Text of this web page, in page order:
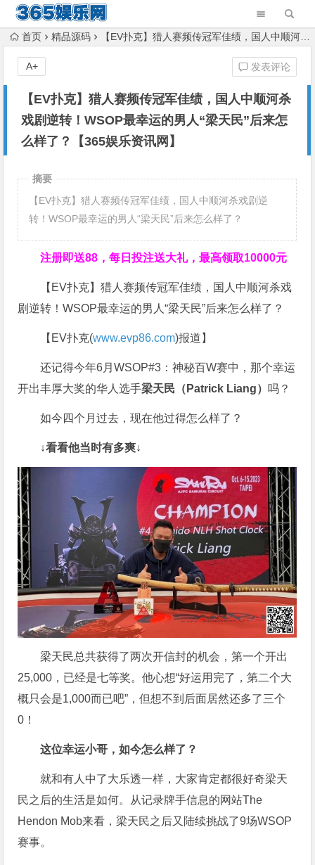
首页 精品源码 【EV扑克】猎人赛频传冠军佳绩，国人中顺河杀戏剧逆转！WSOP最幸运的男人“梁天民”后来怎么样了？【365娱乐资讯网】
【EV扑克】猎人赛频传冠军佳绩，国人中顺河杀
戏剧逆转！WSOP最幸运的男人“梁天民”后来怎
么样了？【365娱乐资讯网】
发表评论
A+
摘要
【EV扑克】猎人赛频传冠军佳绩，国人中顺河杀戏剧逆
转！WSOP最幸运的男人“梁天民”后来怎么样了？
注册即送88，每日投注送大礼，最高领取10000元
【EV扑克】猎人赛频传冠军佳绩，国人中顺河杀戏
剧逆转！WSOP最幸运的男人“梁天民”后来怎么样了？
【EV扑克(www.evp86.com)报道】
还记得今年6月WSOP#3：神秘百W赛中，那个幸运
开出丰厚大奖的华人选手梁天民 （Patrick Liang） 吗？
如今四个月过去，现在他过得怎么样了？
↓看看他当时有多爽↓
梁天民总共获得了两次开信封的机会，第一个开出
25,000，已经是七等奖。他心想“好运用完了，第二个大
概只会是1,000而已吧”，但想不到后面居然还多了三个
0！
这位幸运小哥，如今怎么样了？
就和有人中了大乐透一样，大家肯定都很好奇梁天
民之后的生活是如何。从记录牌手信息的网站The
Hendon Mob来看，梁天民之后又陆续挑战了9场WSOP
赛事。